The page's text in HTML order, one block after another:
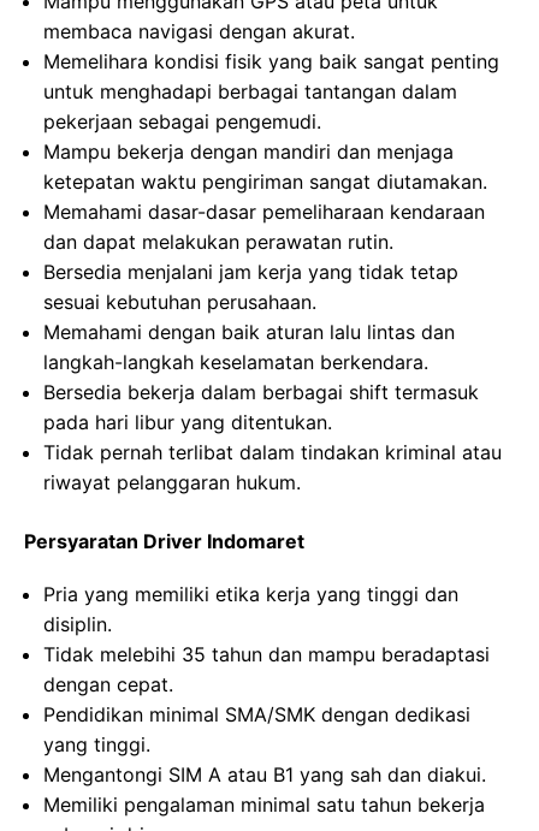
membaca navigasi dengan akurat.
Memelihara kondisi fisik yang baik sangat penting
untuk menghadapi berbagai tantangan dalam
pekerjaan sebagai pengemudi.
Mampu bekerja dengan mandiri dan menjaga
ketepatan waktu pengiriman sangat diutamakan.
Memahami dasar-dasar pemeliharaan kendaraan
dan dapat melakukan perawatan rutin.
Bersedia menjalani jam kerja yang tidak tetap
sesuai kebutuhan perusahaan.
Memahami dengan baik aturan lalu lintas dan
langkah-langkah keselamatan berkendara.
Bersedia bekerja dalam berbagai shift termasuk
pada hari libur yang ditentukan.
Tidak pernah terlibat dalam tindakan kriminal atau
riwayat pelanggaran hukum.
Persyaratan Driver Indomaret
Pria yang memiliki etika kerja yang tinggi dan
disiplin.
Tidak melebihi 35 tahun dan mampu beradaptasi
dengan cepat.
Pendidikan minimal SMA/SMK dengan dedikasi
yang tinggi.
Mengantongi SIM A atau B1 yang sah dan diakui.
Memiliki pengalaman minimal satu tahun bekerja